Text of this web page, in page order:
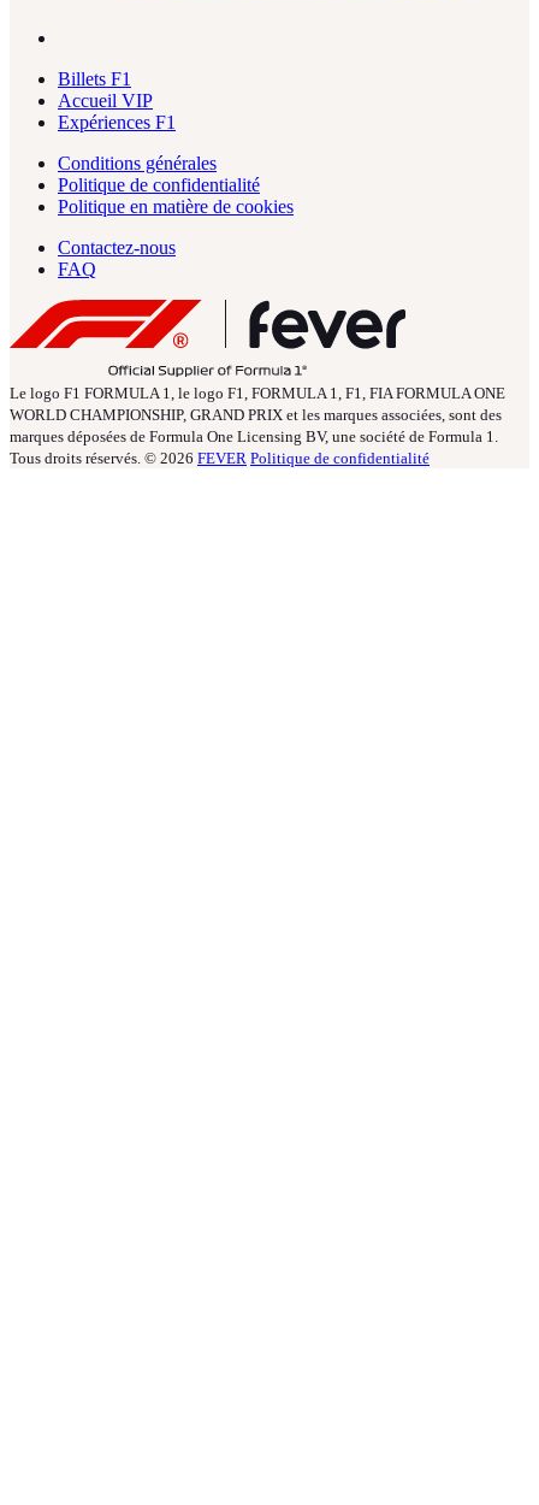
Billets F1
Accueil VIP
Expériences F1
Conditions générales
Politique de confidentialité
Politique en matière de cookies
Contactez-nous
FAQ
Le logo F1 FORMULA 1, le logo F1, FORMULA 1, F1, FIA FORMULA ONE
WORLD CHAMPIONSHIP, GRAND PRIX et les marques associées, sont des
marques déposées de Formula One Licensing BV, une société de Formula 1.
Tous droits réservés. © 2026 FEVER Politique de confidentialité